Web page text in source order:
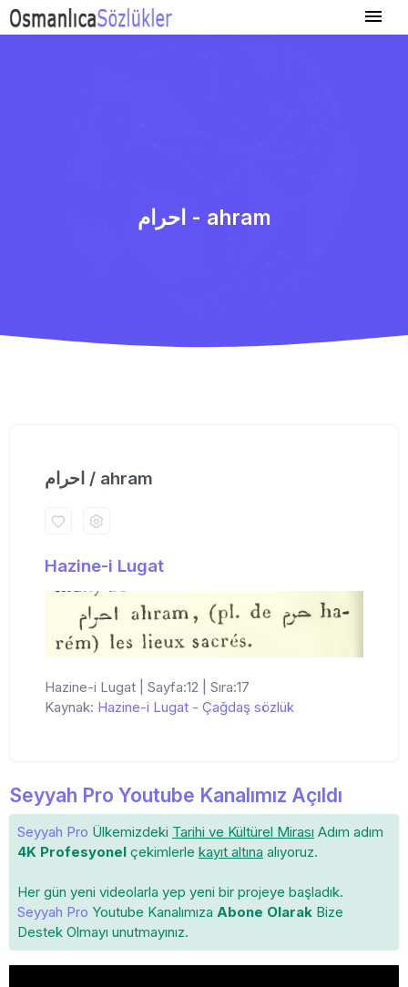
احرام - ahram
احرام / ahram
Hazine-i Lugat
Hazine-i Lugat | Sayfa:12 | Sıra:17
Kaynak: Hazine-i Lugat - Çağdaş sözlük
Seyyah Pro Youtube Kanalımız Açıldı
Seyyah Pro Ülkemizdeki Tarihi ve Kültürel Mirası Adım adım
4K Profesyonel çekimlerle kayıt altına alıyoruz.
Her gün yeni videolarla yep yeni bir projeye başladık.
Seyyah Pro Youtube Kanalımıza Abone Olarak Bize
Destek Olmayı unutmayınız.